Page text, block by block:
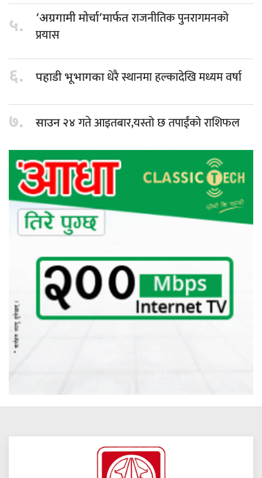
५. ‘अग्रगामी मोर्चा’मार्फतराजनीतिक पुनरागमनको
प्रयास
६. पहाडी भूभागकाधेरै स्थानमा हल्कादेखि मध्यम वर्षा
७. साउन २४गते आइतबार,यस्तो छ तपाईंको राशिफल